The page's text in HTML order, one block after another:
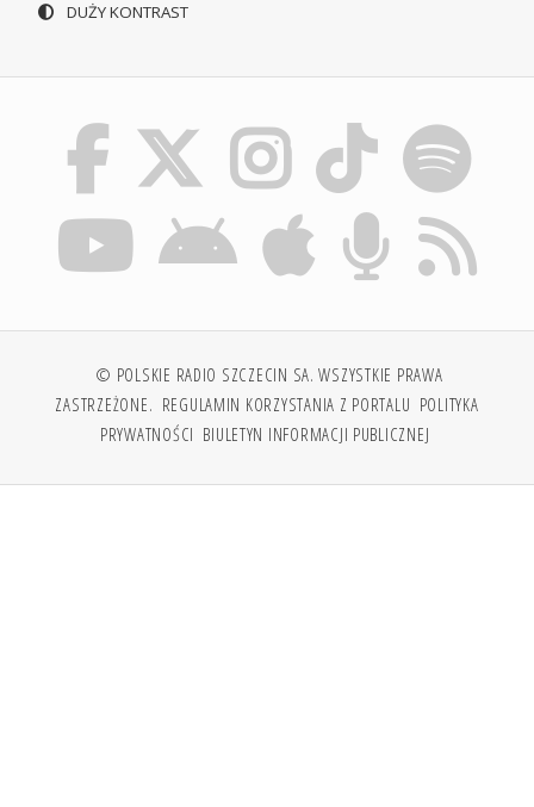
DUŻY KONTRAST
© POLSKIE RADIO SZCZECIN SA. WSZYSTKIE PRAWA
ZASTRZEŻONE. REGULAMIN KORZYSTANIA Z PORTALU POLITYKA
PRYWATNOŚCI BIULETYN INFORMACJI PUBLICZNEJ